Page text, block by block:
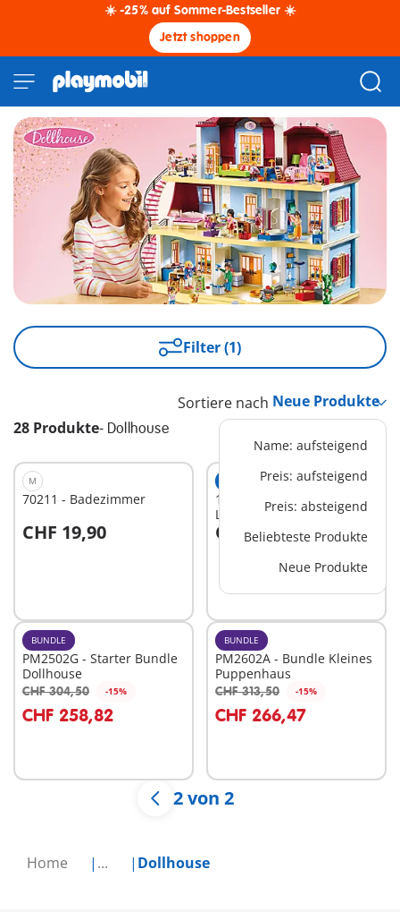
☀️ -25% auf Sommer-Bestseller ☀️
Jetzt shoppen
Home ... Dollhouse
Filter (1)
28 Produkte- Dollhouse
Sortiere nach
Name: aufsteigend
Preis: aufsteigend
Preis: absteigend
Beliebteste Produkte
Neue Produkte
M
70211 - Badezimmer
CHF 19,90
In den Warenkorb
EXKLUSIV S
1040 - Puppenhaus
Litfaßsäule
CHF 14,90
In den Warenkorb
BUNDLE
PM2502G - Starter Bundle
Dollhouse
CHF 304,50 -15%
CHF 258,82
In den Warenkorb
BUNDLE
PM2602A - Bundle Kleines
Puppenhaus
CHF 313,50 -15%
CHF 266,47
In den Warenkorb
2 von 2